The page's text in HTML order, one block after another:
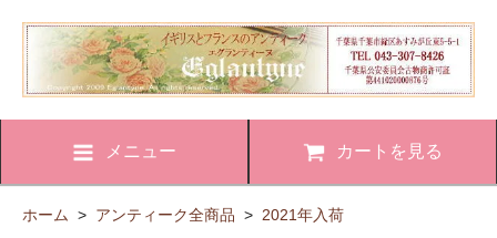
メニュー カートを見る
ホーム > アンティーク全商品 > 2021年入荷